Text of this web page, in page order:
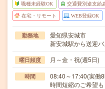
職種未経験OK 交通費別途支給
在宅・リモート WEB登録OK
勤務地
愛知県安城市
新安城駅から送迎
曜日頻度 月～金・祝(週5日)
時間
08:40～17:40(実働
時間短縮のご希望